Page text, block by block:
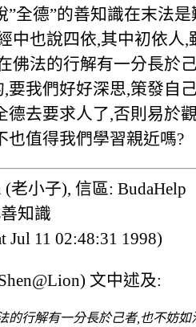
”全德”的善知識在末法
中也說四依,其中初依人
佛法的行解有一分長於
要我們好好深思,策發自
德去要求人了,否則易於
也值得我們學習親近嗎?
(老小子), 信區: BudaHelp
知識
Jul 11 02:48:31 1998)
文中述及:
的行解有一分長於己者,也不妨如